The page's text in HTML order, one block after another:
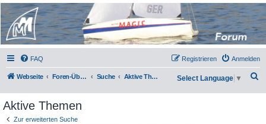
Micro Magic Forum
Deutschland
FAQ Anmelden
Registrieren
Webseite Foren-Übersicht Suche Aktive Themen Select Language ▼
Aktive Themen
Zur erweiterten Suche